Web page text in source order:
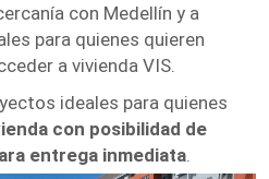
con Medellín y a
para quienes quieren
a vivienda VIS.
ideales para quienes
con posibilidad de
entrega inmediata